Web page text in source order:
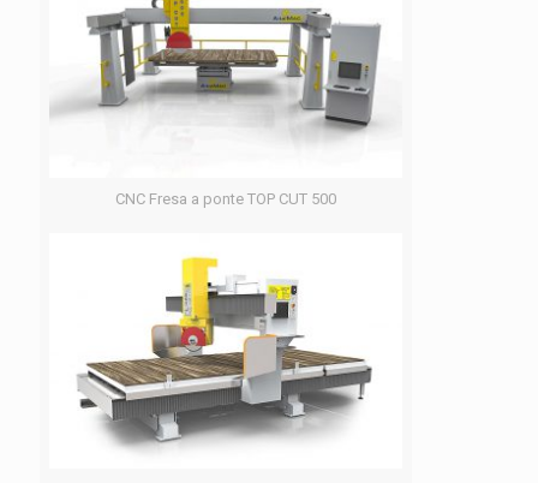
CNC Fresa a ponte TOP CUT 500